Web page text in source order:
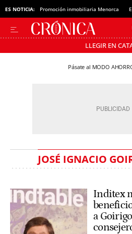
ES NOTICIA: Promoción inmobiliaria Menorca
LLEGIR EN
Pásate al MODO
JOSÉ IGNACIO
Inditex
a